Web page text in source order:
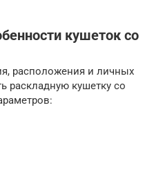
кушеток со
расположения и личных
раскладную кушетку со